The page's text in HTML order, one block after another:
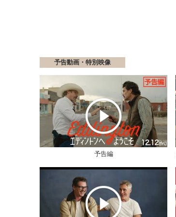
予告動画・特別映像
予告編